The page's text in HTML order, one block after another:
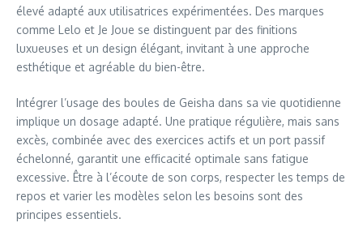
élevé adapté aux utilisatrices expérimentées. Des marques
comme Lelo et Je Joue se distinguent par des finitions
luxueuses et un design élégant, invitant à une approche
esthétique et agréable du bien-être.
Intégrer l’usage des boules de Geisha dans sa vie quotidienne
implique un dosage adapté. Une pratique régulière, mais sans
excès, combinée avec des exercices actifs et un port passif
échelonné, garantit une efficacité optimale sans fatigue
excessive. Être à l’écoute de son corps, respecter les temps de
repos et varier les modèles selon les besoins sont des
principes essentiels.